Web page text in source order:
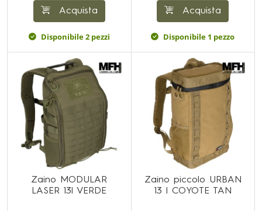
Acquista
Disponibile 2 pezzi
Acquista
Disponibile 1 pezzo
Zaino MODULAR
LASER 13l VERDE
Zaino piccolo URBAN
13 l COYOTE TAN